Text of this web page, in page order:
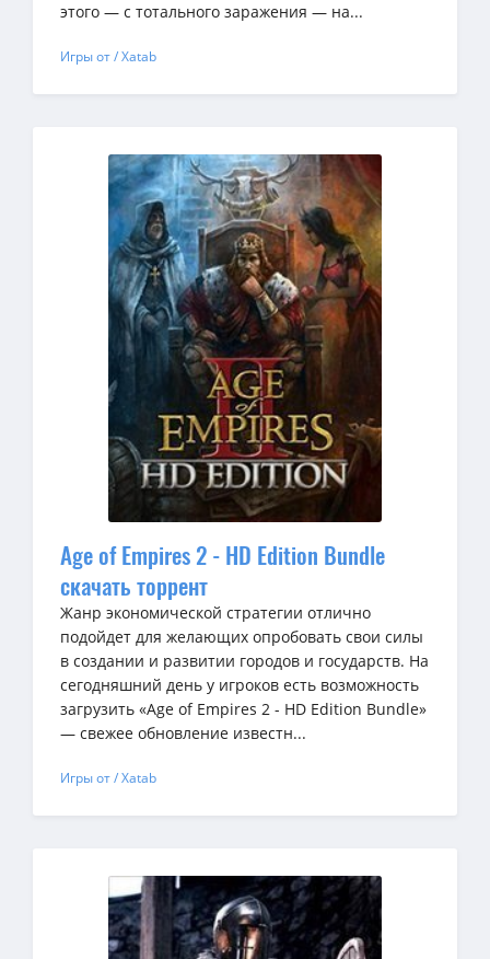
этого — с тотального заражения — на...
Игры от / Xatab
Age of Empires 2 - HD Edition Bundle
скачать торрент
Жанр экономической стратегии отлично
подойдет для желающих опробовать свои силы
в создании и развитии городов и государств. На
сегодняшний день у игроков есть возможность
загрузить «Age of Empires 2 - HD Edition Bundle»
— свежее обновление известн...
Игры от / Xatab